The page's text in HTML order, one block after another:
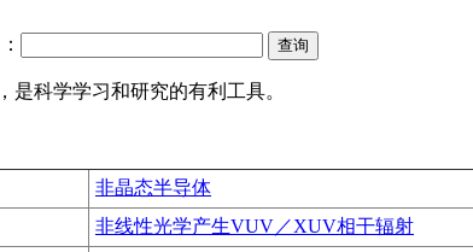
科学学习和研究的有利工具。
非晶态半导体
非线性光学产生VUV／XUV相干辐射